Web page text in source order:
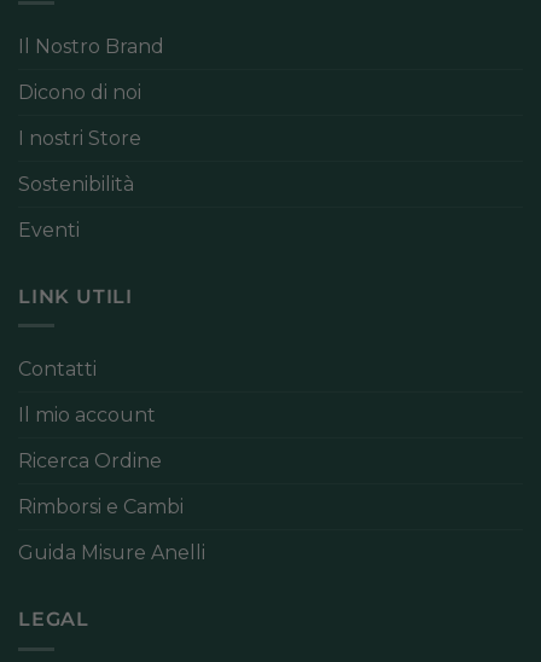
Il Nostro Brand
Dicono di noi
I nostri Store
Sostenibilità
Eventi
LINK UTILI
Contatti
Il mio account
Ricerca Ordine
Rimborsi e Cambi
Guida Misure Anelli
LEGAL